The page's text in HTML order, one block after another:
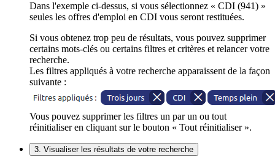
Dans l'exemple ci-dessus, si vous sélectionnez « CDI (941) »
seules les offres d'emploi en CDI vous seront restituées.
Si vous obtenez trop peu de résultats, vous pouvez supprimer
certains mots-clés ou certains filtres et critères et relancer votre
recherche.
Les filtres appliqués à votre recherche apparaissent de la façon
suivante :
Vous pouvez supprimer les filtres un par un ou tout
réinitialiser en cliquant sur le bouton « Tout réinitialiser ».
3. Visualiser les résultats de votre recherche